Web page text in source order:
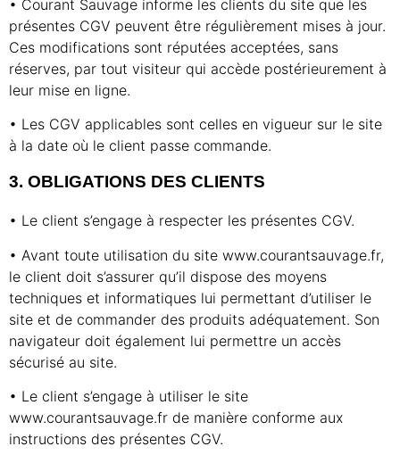
• Courant Sauvage informe les clients du site que les
présentes CGV peuvent être régulièrement mises à jour.
Ces modifications sont réputées acceptées, sans
réserves, par tout visiteur qui accède postérieurement à
leur mise en ligne.
• Les CGV applicables sont celles en vigueur sur le site
à la date où le client passe commande.
3. OBLIGATIONS DES CLIENTS
• Le client s’engage à respecter les présentes CGV.
• Avant toute utilisation du site www.courantsauvage.fr,
le client doit s’assurer qu’il dispose des moyens
techniques et informatiques lui permettant d’utiliser le
site et de commander des produits adéquatement. Son
navigateur doit également lui permettre un accès
sécurisé au site.
• Le client s’engage à utiliser le site
www.courantsauvage.fr de manière conforme aux
instructions des présentes CGV.